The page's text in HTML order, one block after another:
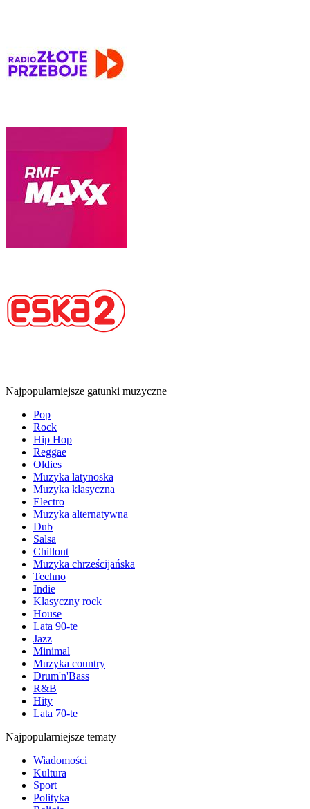
Najpopularniejsze gatunki muzyczne
Pop
Rock
Hip Hop
Reggae
Oldies
Muzyka latynoska
Muzyka klasyczna
Electro
Muzyka alternatywna
Dub
Salsa
Chillout
Muzyka chrześcijańska
Techno
Indie
Klasyczny rock
House
Lata 90-te
Jazz
Minimal
Muzyka country
Drum'n'Bass
R&B
Hity
Lata 70-te
Najpopularniejsze tematy
Wiadomości
Kultura
Sport
Polityka